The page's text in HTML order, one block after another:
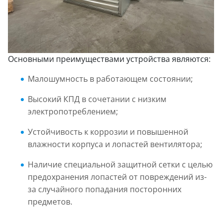
Основными преимуществами устройства являются:
Малошумность в работающем состоянии;
Высокий КПД в сочетании с низким
электропотреблением;
Устойчивость к коррозии и повышенной
влажности корпуса и лопастей вентилятора;
Наличие специальной защитной сетки с целью
предохранения лопастей от повреждений из-
за случайного попадания посторонних
предметов.